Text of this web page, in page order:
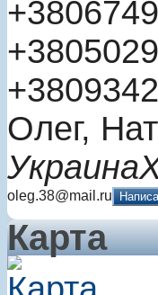
+38067
+38050
+38093
Олег,
Украина
oleg.38@mail.ru
Карта